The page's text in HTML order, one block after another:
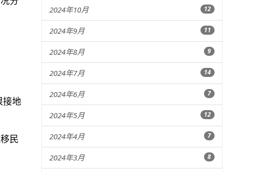
接地
民
2024年10月 12
2024年9月 11
2024年8月 9
2024年7月 14
2024年6月 7
2024年5月 12
2024年4月 7
2024年3月 8